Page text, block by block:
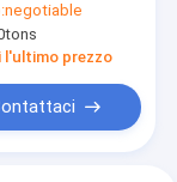
di
negotiable
l'ultimo prezzo